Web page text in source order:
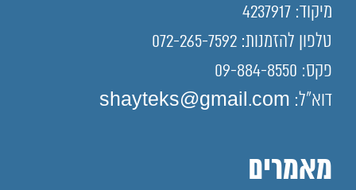
מיקוד: 4237917
טלפון להזמנות: 072-265-7592
פקס: 09-884-8550
דוא"ל: shayteks@gmail.com
מאמרים